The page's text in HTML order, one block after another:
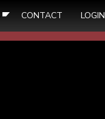
CONTACT LOGIN